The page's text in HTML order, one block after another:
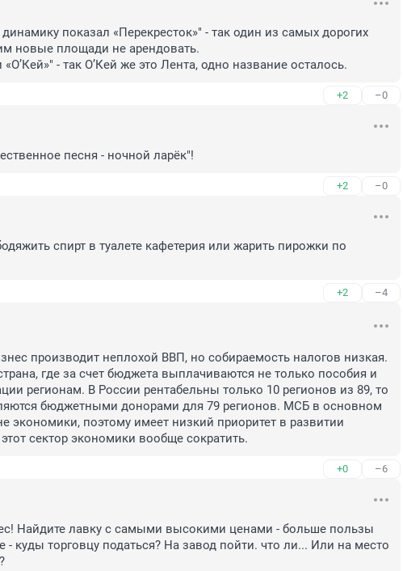
показал «Перекресток»" - так один из самых дорогих
новые площади не арендовать.
- так О’Кей же это Лента, одно название осталось.
+2 –0
песня - ночной ларёк"!
+2 –0
спирт в туалете кафетерия или жарить пирожки по
+2 –4
производит неплохой ВВП, но собираемость налогов низкая.
где за счет бюджета выплачиваются не только пособия и
регионам. В России рентабельны только 10 регионов из 89, то
бюджетными донорами для 79 регионов. МСБ в основном
экономики, поэтому имеет низкий приоритет в развитии
сектор экономики вообще сократить.
+0 –6
Найдите лавку с самыми высокими ценами - больше пользы
- куды торговцу податься? На завод пойти. что ли... Или на место